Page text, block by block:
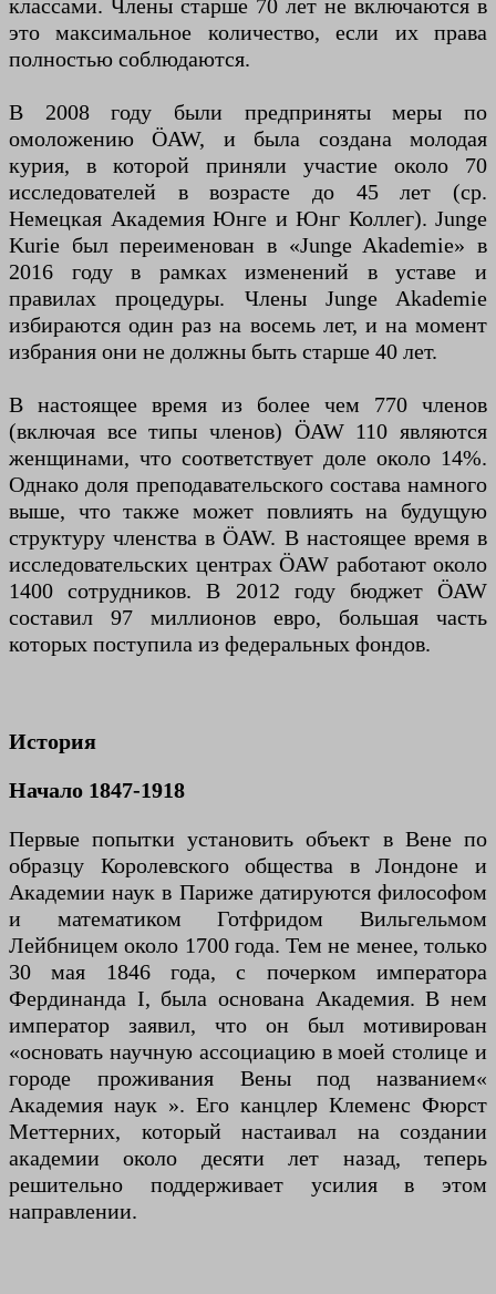
классами. Члены старше 70 лет не включаются в
это максимальное количество, если их права
полностью соблюдаются.
В 2008 году были предприняты меры по
омоложению ÖAW, и была создана молодая
курия, в которой приняли участие около 70
исследователей в возрасте до 45 лет (ср.
Немецкая Академия Юнге и Юнг Коллег). Junge
Kurie был переименован в «Junge Akademie» в
2016 году в рамках изменений в уставе и
правилах процедуры. Члены Junge Akademie
избираются один раз на восемь лет, и на момент
избрания они не должны быть старше 40 лет.
В настоящее время из более чем 770 членов
(включая все типы членов) ÖAW 110 являются
женщинами, что соответствует доле около 14%.
Однако доля преподавательского состава намного
выше, что также может повлиять на будущую
структуру членства в ÖAW. В настоящее время в
исследовательских центрах ÖAW работают около
1400 сотрудников. В 2012 году бюджет ÖAW
составил 97 миллионов евро, большая часть
которых поступила из федеральных фондов.
История
Начало 1847-1918
Первые попытки установить объект в Вене по
образцу Королевского общества в Лондоне и
Академии наук в Париже датируются философом
и математиком Готфридом Вильгельмом
Лейбницем около 1700 года. Тем не менее, только
30 мая 1846 года, с почерком императора
Фердинанда I, была основана Академия. В нем
император заявил, что он был мотивирован
«основать научную ассоциацию в моей столице и
городе проживания Вены под названием«
Академия наук ». Его канцлер Клеменс Фюрст
Меттерних, который настаивал на создании
академии около десяти лет назад, теперь
решительно поддерживает усилия в этом
направлении.